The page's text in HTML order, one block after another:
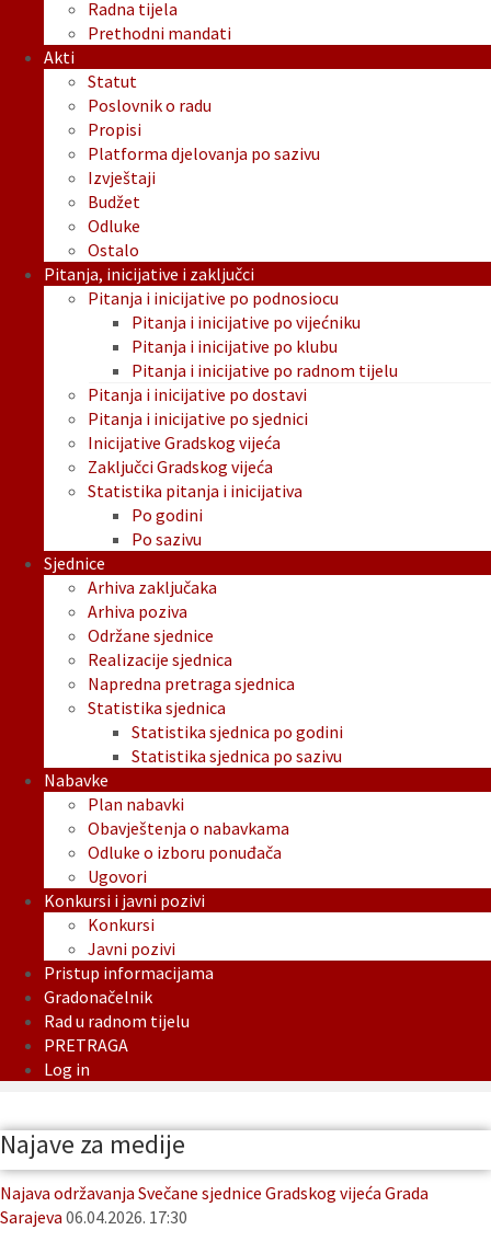
Radna tijela
Prethodni mandati
Akti
Statut
Poslovnik o radu
Propisi
Platforma djelovanja po sazivu
Izvještaji
Budžet
Odluke
Ostalo
Pitanja, inicijative i zaključci
Pitanja i inicijative po podnosiocu
Pitanja i inicijative po vijećniku
Pitanja i inicijative po klubu
Pitanja i inicijative po radnom tijelu
Pitanja i inicijative po dostavi
Pitanja i inicijative po sjednici
Inicijative Gradskog vijeća
Zaključci Gradskog vijeća
Statistika pitanja i inicijativa
Po godini
Po sazivu
Sjednice
Arhiva zaključaka
Arhiva poziva
Održane sjednice
Realizacije sjednica
Napredna pretraga sjednica
Statistika sjednica
Statistika sjednica po godini
Statistika sjednica po sazivu
Nabavke
Plan nabavki
Obavještenja o nabavkama
Odluke o izboru ponuđača
Ugovori
Konkursi i javni pozivi
Konkursi
Javni pozivi
Pristup informacijama
Gradonačelnik
Rad u radnom tijelu
PRETRAGA
Log in
Najave za medije
Najava održavanja Svečane sjednice Gradskog vijeća Grada
Sarajeva 06.04.2026. 17:30